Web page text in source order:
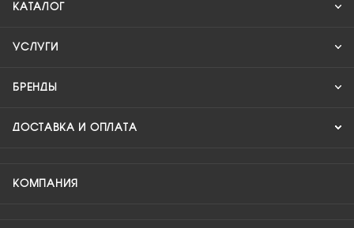
КАТАЛОГ
УСЛУГИ
БРЕНДЫ
ДОСТАВКА И ОПЛАТА
КОМПАНИЯ